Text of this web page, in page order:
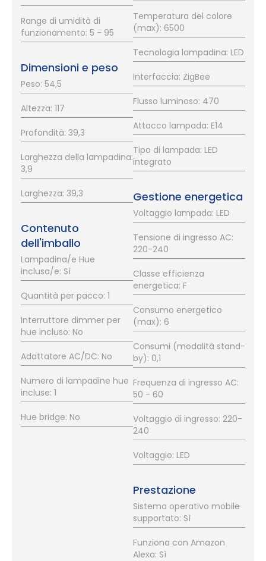
Range di umidità di
funzionamento: 5 - 95
Dimensioni e peso
Peso: 54,5
Altezza: 117
Profondità: 39,3
Larghezza della lampadina:
3,9
Larghezza: 39,3
Contenuto
dell'imballo
Lampadina/e Hue
inclusa/e: Sì
Quantità per pacco: 1
Interruttore dimmer per
hue incluso: No
Adattatore AC/DC: No
Numero di lampadine hue
incluse: 1
Hue bridge: No
Temperatura del colore
(max): 6500
Tecnologia lampadina: LED
Interfaccia: ZigBee
Flusso luminoso: 470
Attacco lampada: E14
Tipo di lampada: LED
integrato
Gestione energetica
Voltaggio lampada: LED
Tensione di ingresso AC:
220-240
Classe efficienza
energetica: F
Consumo energetico
(max): 6
Consumi (modalità stand-
by): 0,1
Frequenza di ingresso AC:
50 - 60
Voltaggio di ingresso: 220-
240
Voltaggio: LED
Prestazione
Sistema operativo mobile
supportato: Sì
Funziona con Amazon
Alexa: Sì